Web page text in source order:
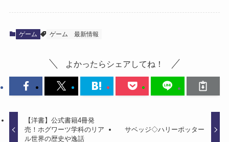
ゲーム ゲーム 最新情報
よかったらシェアしてね！
【洋書】公式書籍4冊発
売！ホグワーツ学科のリア
ル世界の歴史や逸話
サベッジ◇ハリーポッター